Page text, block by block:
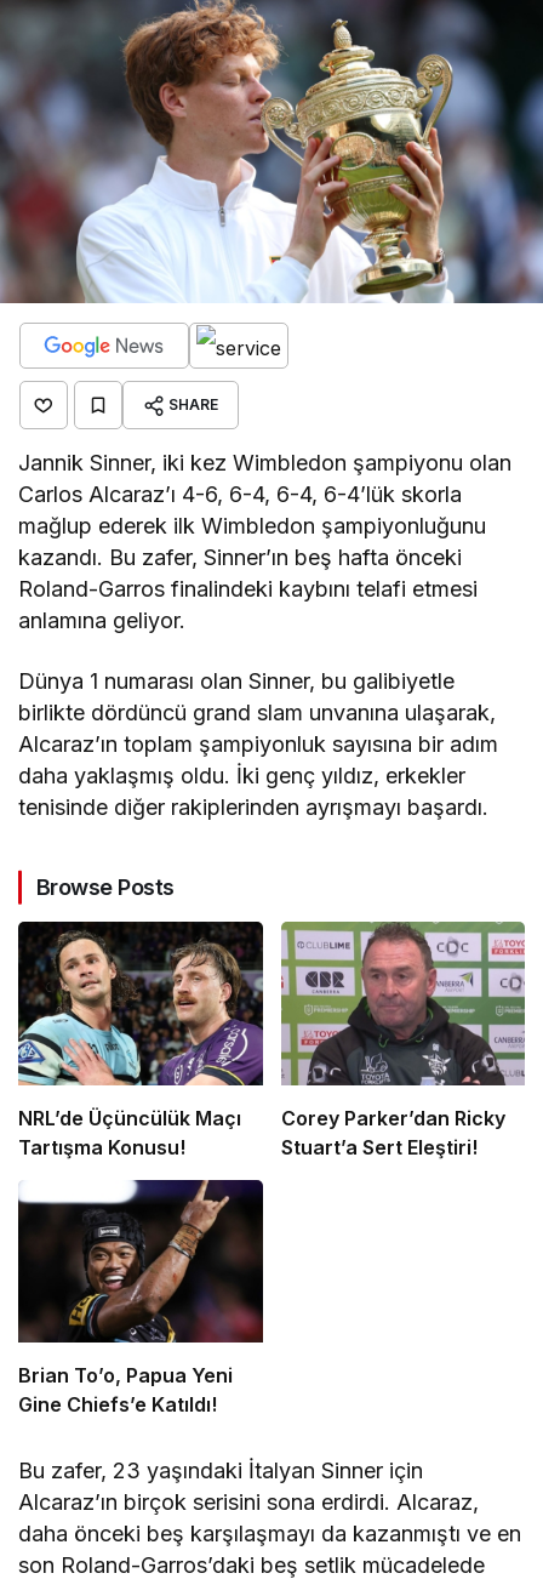
SHARE
Jannik Sinner, iki kez Wimbledon şampiyonu olan
Carlos Alcaraz’ı 4-6, 6-4, 6-4, 6-4’lük skorla
mağlup ederek ilk Wimbledon şampiyonluğunu
kazandı. Bu zafer, Sinner’ın beş hafta önceki
Roland-Garros finalindeki kaybını telafi etmesi
anlamına geliyor.
Dünya 1 numarası olan Sinner, bu galibiyetle
birlikte dördüncü grand slam unvanına ulaşarak,
Alcaraz’ın toplam şampiyonluk sayısına bir adım
daha yaklaşmış oldu. İki genç yıldız, erkekler
tenisinde diğer rakiplerinden ayrışmayı başardı.
Browse Posts
NRL’de Üçüncülük Maçı
Tartışma Konusu!
Corey Parker’dan Ricky
Stuart’a Sert Eleştiri!
Brian To’o, Papua Yeni
Gine Chiefs’e Katıldı!
Bu zafer, 23 yaşındaki İtalyan Sinner için
Alcaraz’ın birçok serisini sona erdirdi. Alcaraz,
daha önceki beş karşılaşmayı da kazanmıştı ve en
son Roland-Garros’daki beş setlik mücadelede